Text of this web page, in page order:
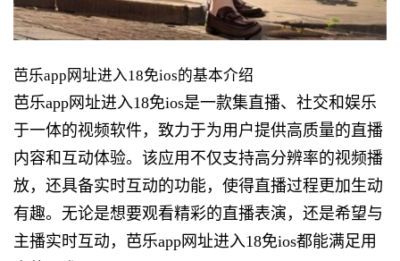
芭乐app网址进入18免ios的基本介绍
芭乐app网址进入18免ios是一款集直播、社交和娱乐
于一体的视频软件，致力于为用户提供高质量的直播
内容和互动体验。该应用不仅支持高分辨率的视频播
放，还具备实时互动的功能，使得直播过程更加生动
有趣。无论是想要观看精彩的直播表演，还是希望与
主播实时互动，芭乐app网址进入18免ios都能满足用